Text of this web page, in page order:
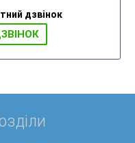
дзвінок